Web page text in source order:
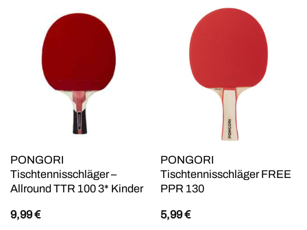
PONGORI
Tischtennisschläger –
Allround TTR 100 3* Kinder
9,99€
PONGORI
Tischtennisschläger FREE
PPR 130
5,99€